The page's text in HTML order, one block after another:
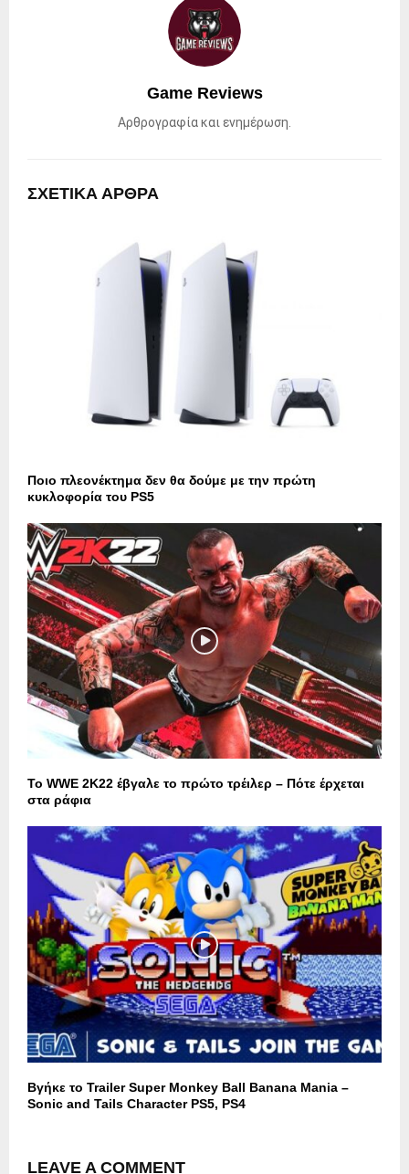
Game Reviews
Αρθρογραφία και ενημέρωση.
ΣΧΕΤΙΚΑ ΑΡΘΡΑ
Ποιο πλεονέκτημα δεν θα δούμε με την πρώτη
κυκλοφορία του PS5
Το WWE 2K22 έβγαλε το πρώτο τρέιλερ – Πότε έρχεται
στα ράφια
Βγήκε το Trailer Super Monkey Ball Banana Mania –
Sonic and Tails Character PS5, PS4
LEAVE A COMMENT